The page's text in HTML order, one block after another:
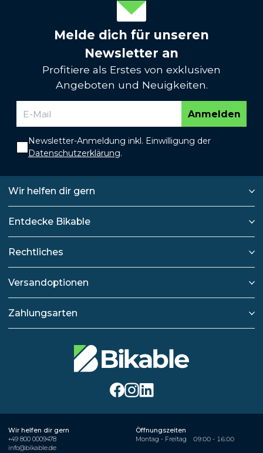
Melde dich für unseren
Newsletter an
Profitiere als Erstes von exklusiven
Angeboten und Neuigkeiten.
Anmelden
Newsletter-Anmeldung inkl. Einwilligung der
Datenschutzerklärung.
Wir helfen dir gern
Entdecke Bikable
Rechtliches
Versandoptionen
Zahlungsarten
Wir helfen dir gern
+49 800 0009478
info@bikable.de
Öffnungszeiten
Montag - Freitag
09:00 - 16:00